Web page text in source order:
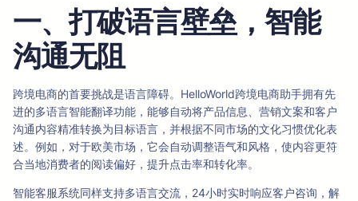
一、打破语言壁垒，智能
沟通无阻
跨境电商的首要挑战是语言障碍。HelloWorld跨境电商助手拥有先
进的多语言智能翻译功能，能够自动将产品信息、营销文案和客户
沟通内容精准转换为目标语言，并根据不同市场的文化习惯优化表
述。例如，对于欧美市场，它会自动调整语气和风格，使内容更符
合当地消费者的阅读偏好，提升点击率和转化率。
智能客服系统同样支持多语言交流，24小时实时响应客户咨询，解